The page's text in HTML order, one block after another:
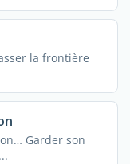
la frontière
Garder son